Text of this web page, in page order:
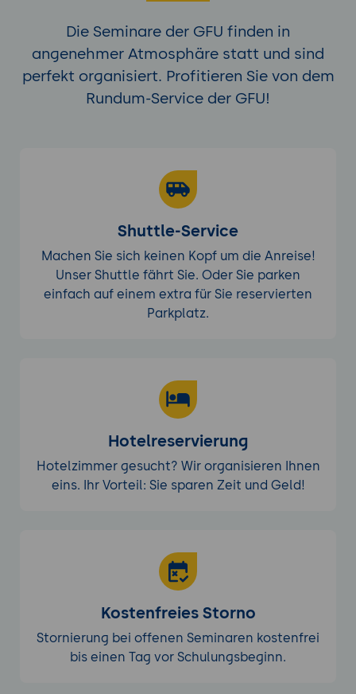
Die Seminare der GFU finden in
angenehmer Atmosphäre statt und sind
perfekt organisiert. Profitieren Sie von dem
Rundum-Service der GFU!
Shuttle-Service
Machen Sie sich keinen Kopf um die Anreise!
Unser Shuttle fährt Sie. Oder Sie parken
einfach auf einem extra für Sie reservierten
Parkplatz.
Hotelreservierung
Hotelzimmer gesucht? Wir organisieren Ihnen
eins. Ihr Vorteil: Sie sparen Zeit und Geld!
Kostenfreies Storno
Stornierung bei offenen Seminaren kostenfrei
bis einen Tag vor Schulungsbeginn.